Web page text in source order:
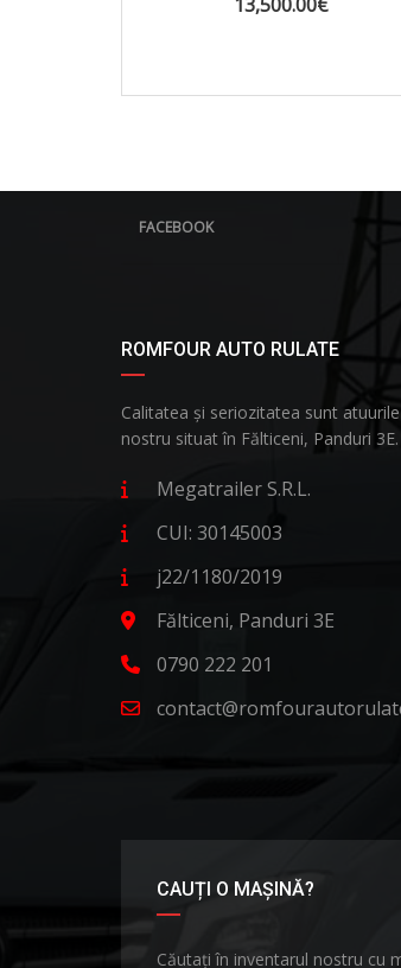
FACEBOOK
ROMFOUR AUTO RULATE
Calitatea și seriozitatea sunt
nostru situat în Fălticeni, Panduri 3E.
Megatrailer S.R.L.
CUI: 30145003
j22/1180/2019
Fălticeni, Panduri 3E
0790 222 201
CAUȚI O MAȘINĂ?
Căutați în inventarul nostru cu